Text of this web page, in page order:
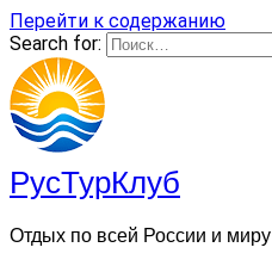
Перейти к содержанию
Search for:
РусТурКлуб
Отдых по всей России и миру